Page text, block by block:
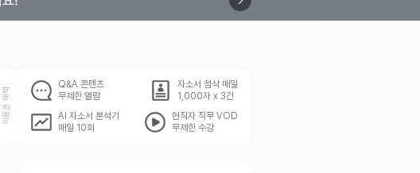
이용권 혜택
Q&A 콘텐츠
무제한 열람
자소서 첨삭 매일
1,000자 x 3건
AI 자소서 분석기
매일 10회
현직자 직무 VOD
무제한 수강